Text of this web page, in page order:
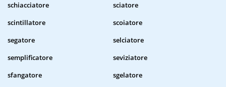
schiacciatore
sciatore
scintillatore
scoiatore
segatore
selciatore
semplificatore
seviziatore
sfangatore
sgelatore